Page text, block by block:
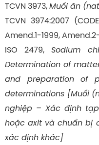
TCVN 3973,Muối ăn
TCVN 3974:2007
Amend.1-1999,
ISO 2479, Sodium
Determination of
and preparation of
determinations [Muối
nghiệp – Xác định
hoặc axit và chuẩn bị
xác định khác]